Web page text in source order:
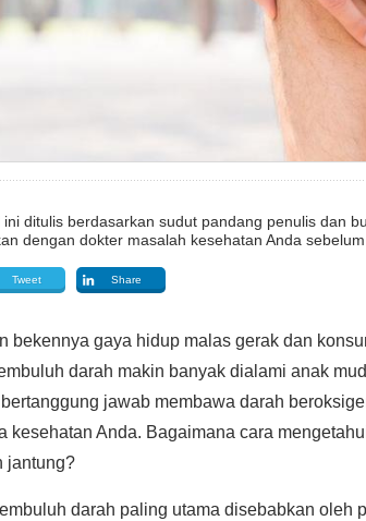
ini ditulis berdasarkan sudut pandang penulis dan
dengan dokter masalah kesehatan Anda
Tweet Share
bekennya gaya hidup malas gerak dan
darah makin banyak dialami anak
jawab membawa darah
kesehatan Anda. Bagaimana cara
jantung?
darah paling utama disebabkan oleh